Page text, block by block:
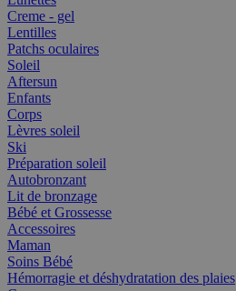
Creme - gel
Lentilles
Patchs oculaires
Soleil
Aftersun
Enfants
Corps
Lèvres soleil
Ski
Préparation soleil
Autobronzant
Lit de bronzage
Bébé et Grossesse
Accessoires
Maman
Soins Bébé
Hémorragie et déshydratation des plaies